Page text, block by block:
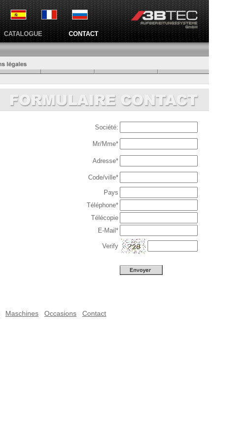
CATALOGUE CONTACT
Société:
Mr/Mme*
Adresse*
Code/ville*
Pays
Téléphone*
Télécopie
E-Mail*
Verify
Maschines Occasions Contact